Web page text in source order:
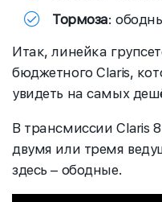
Тормоза:
Итак, линейка
бюджетного Claris,
увидеть на самых
В трансмиссии Claris
двумя или тремя
здесь – ободные.